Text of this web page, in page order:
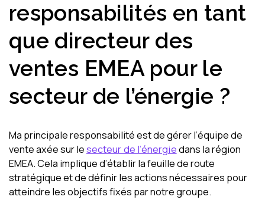
responsabilités en tant
que directeur des
ventes EMEA pour le
secteur de l’énergie ?
Ma principale responsabilité est de gérer l’équipe de
vente axée sur lesecteur de l’énergiedans la région
EMEA. Cela implique d’établir la feuille de route
stratégique et de définir les actions nécessaires pour
atteindre les objectifs fixés par notre groupe.